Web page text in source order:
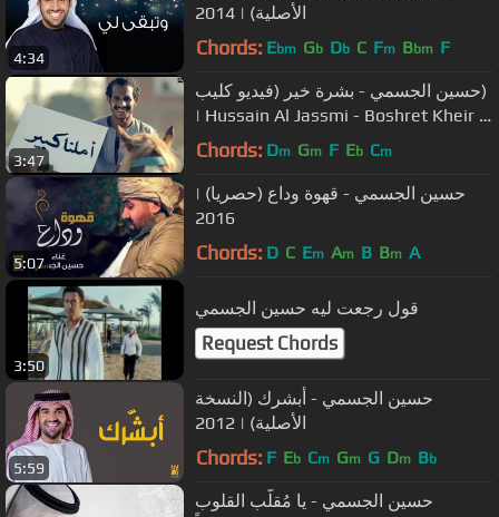
4:34
الأصلية) | 2014
Chords: Ebm Gb Db C Fm Bbm F
3:47
حسين الجسمي - بشرة خير (فيديو كليب)
| Hussain Al Jassmi - Boshret Kheir |
2014
Chords: Dm Gm F Eb Cm
5:07
حسين الجسمي - قهوة وداع (حصريا) |
2016
Chords: D C Em Am B Bm A
3:50
قول رجعت ليه حسين الجسمي
Request Chords
5:59
حسين الجسمي - أبشرك (النسخة
الأصلية) | 2012
Chords: F Eb Cm Gm G Dm Bb
حسين الجسمي - يا مُقلّب القلوب